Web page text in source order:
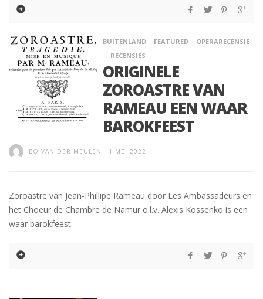
BUITENLAND FEATURED
OPERARECENSIE
RECENSIES
ORIGINELE
ZOROASTRE VAN
RAMEAU EEN WAAR
BAROKFEEST
BO VAN DER MEULEN - 1 MEI 2022
Zoroastre van Jean-Phillipe Rameau door Les Ambassadeurs en
het Choeur de Chambre de Namur o.l.v. Alexis Kossenko is een
waar barokfeest.